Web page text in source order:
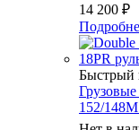
14 200 ₽
Быстрый
152/